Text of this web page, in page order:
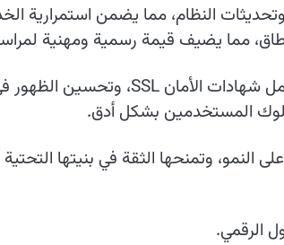
النظام، مما يضمن استمرارية
مما يضيف قيمة رسمية ومهنية
سلوك المستخدمين بشكل أدق.
النمو، وتمنحها الثقة في بنيتها
الرقمي.